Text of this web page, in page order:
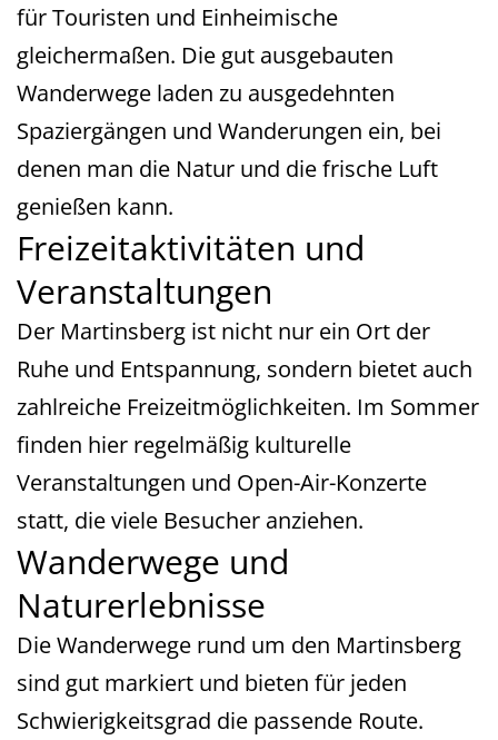
für Touristen und Einheimische
gleichermaßen. Die gut ausgebauten
Wanderwege laden zu ausgedehnten
Spaziergängen und Wanderungen ein, bei
denen man die Natur und die frische Luft
genießen kann.
Freizeitaktivitäten und
Veranstaltungen
Der Martinsberg ist nicht nur ein Ort der
Ruhe und Entspannung, sondern bietet auch
zahlreiche Freizeitmöglichkeiten. Im Sommer
finden hier regelmäßig kulturelle
Veranstaltungen und Open-Air-Konzerte
statt, die viele Besucher anziehen.
Wanderwege und
Naturerlebnisse
Die Wanderwege rund um den Martinsberg
sind gut markiert und bieten für jeden
Schwierigkeitsgrad die passende Route.